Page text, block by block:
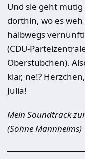
Und sie geht
dorthin, wo es
halbwegs
(CDU-
Oberstübchen).
klar, ne!?
Julia!
Mein Soundtrack
(Söhne Mannheims)